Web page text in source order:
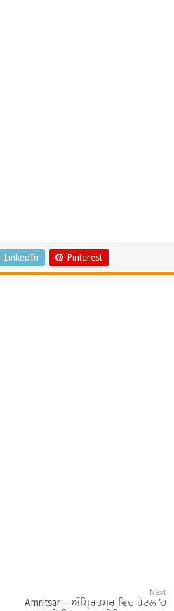
LinkedIn Pinterest
Next
Amritsar – ਅੰਮ੍ਰਿਤਸਰ ਵਿਚ ਹੋਟਲ ‘ਚ